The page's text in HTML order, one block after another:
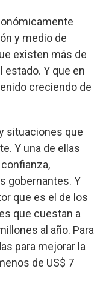
y medio de
existen más de
estado. Y que en
creciendo de
situaciones que
Y una de ellas
gobernantes. Y
que es el de los
que cuestan a
al año. Para
para mejorar la
de US$ 7